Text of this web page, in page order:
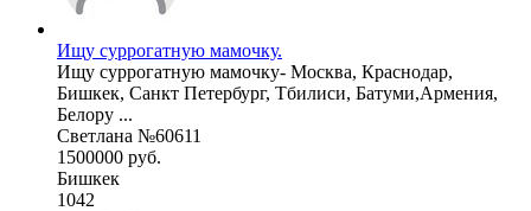
Ищу суррогатную мамочку.
Ищу суррогатную мамочку- Москва, Краснодар,
Бишкек, Санкт Петербург, Тбилиси, Батуми,Армения,
Белору ...
Светлана №60611
1500000 руб.
Бишкек
1042